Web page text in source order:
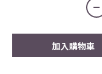
加入購物車